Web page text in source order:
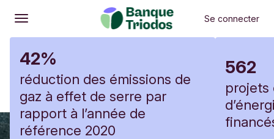
Ouvrir
Menu principal Se connecter
Éléments de menu précédents
Notre vision Financez votre projet Contact
42%
réduction des émissions de
gaz à effet de serre par
rapport à l’année de
référence 2020
562
projets